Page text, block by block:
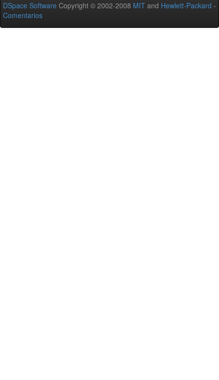
DSpace Software Copyright © 2002-2008 MIT and Hewlett-Packard -
Comentarios